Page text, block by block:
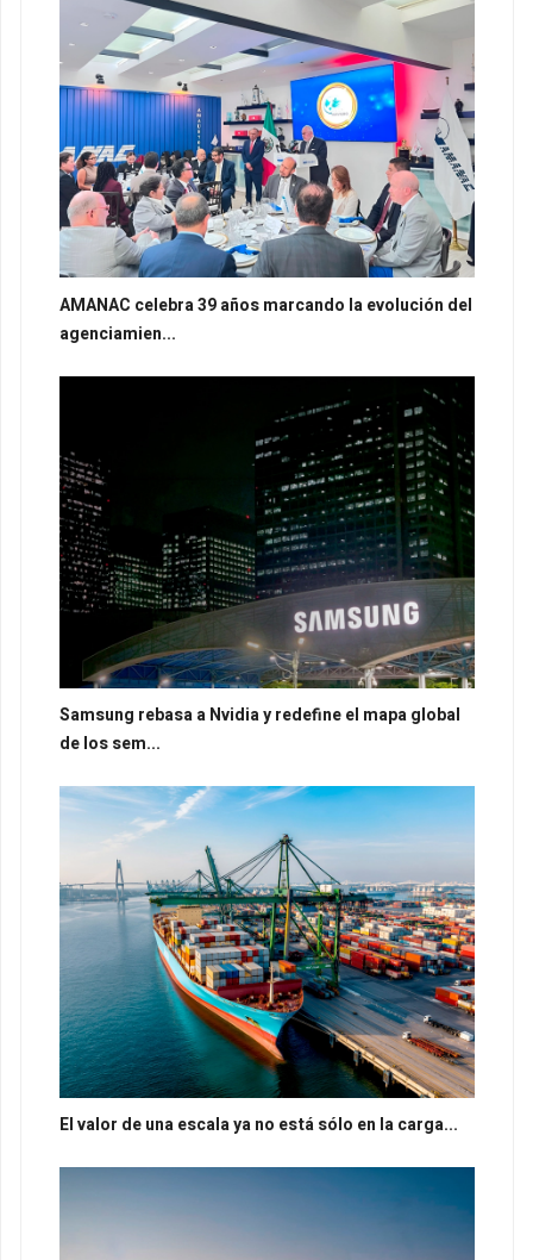
AMANAC celebra 39 años marcando la evolución del
agenciamien...
Samsung rebasa a Nvidia y redefine el mapa global
de los sem...
El valor de una escala ya no está sólo en la carga...